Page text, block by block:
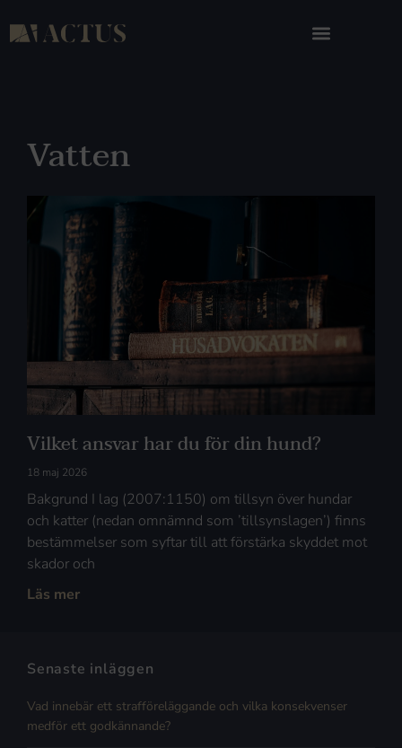
Vatten
Vilket ansvar har du för din hund?
18 maj 2026
Bakgrund I lag (2007:1150) om tillsyn över hundar
och katter (nedan omnämnd som ’tillsynslagen’) finns
bestämmelser som syftar till att förstärka skyddet mot
skador och
Läs mer
Senaste inläggen
Vad innebär ett strafföreläggande och vilka konsekvenser
medför ett godkännande?